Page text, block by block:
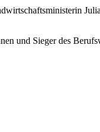
n
und Sieger des